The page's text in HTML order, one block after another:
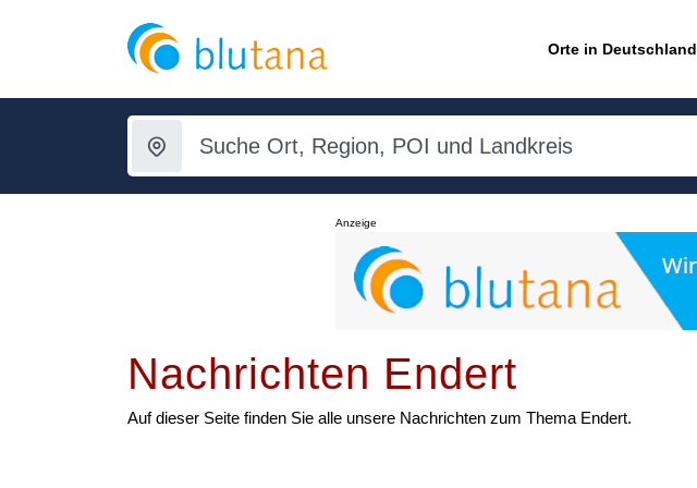
Orte in Deutschland
Anzeige
Nachrichten Endert
Auf dieser Seite finden Sie alle unsere Nachrichten zum Thema Endert.